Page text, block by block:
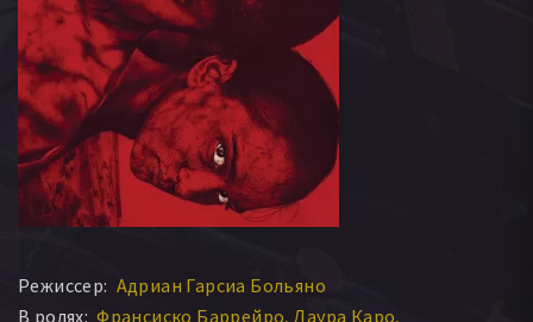
Режиссер: Адриан Гарсиа Больяно
В ролях: Франсиско Баррейро Лаура Каро